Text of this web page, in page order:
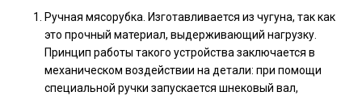
Ручная мясорубка. Изготавливается из чугуна, так как
это прочный материал, выдерживающий нагрузку.
Принцип работы такого устройства заключается в
механическом воздействии на детали: при помощи
специальной ручки запускается шнековый вал,